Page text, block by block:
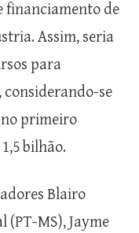
financiamento de
Assim, seria
para
considerando-se
no primeiro
bilhão.
Blairo
(PT-MS), Jayme